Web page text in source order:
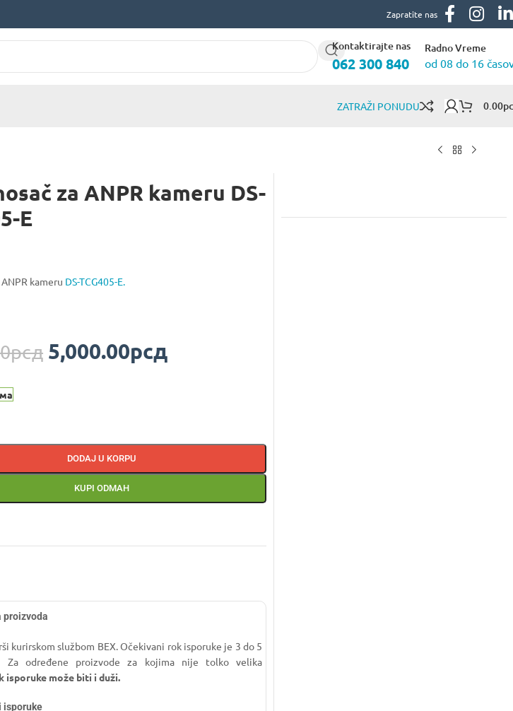
Zapratite nas
Kontaktirajte nas
062 300 840
Radno Vreme
od 08 do 16
ZATRAŽI PONUDU 0.00
za ANPR kameru DS-
E
kameru DS-TCG405-E.
рсд 5,000.00рсд
DODAJ U KORPU
KUPI ODMAH
proizvoda
kurirskom službom BEX. Očekivani rok isporuke je 3 do 5
Za određene proizvode za kojima nije tolko velika
isporuke može biti i duži.
isporuke